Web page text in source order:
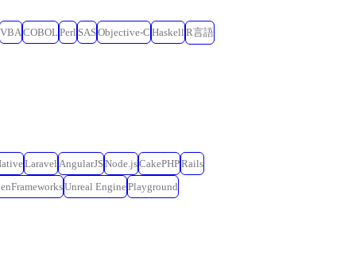
VBA COBOL Perl SASObjective-C Haskell R言語
Laravel AngularJSNode.jsCakePHPRails
Unreal EnginePlayground